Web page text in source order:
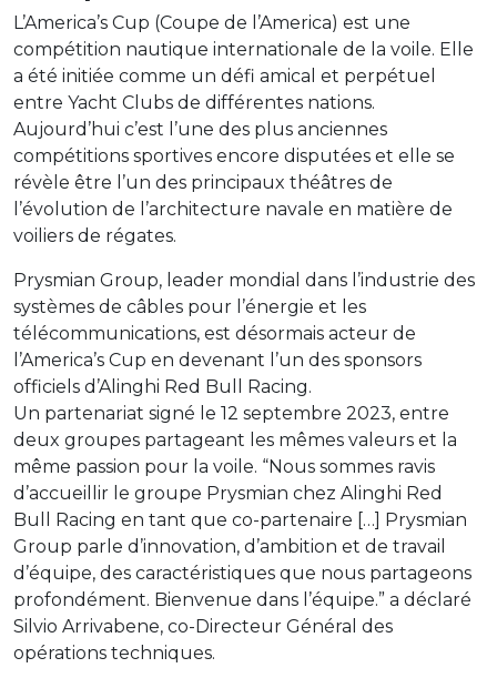
L’America’s Cup (Coupe de l’America) est une
compétition nautique internationale de la voile. Elle
a été initiée comme un défi amical et perpétuel
entre Yacht Clubs de différentes nations.
Aujourd’hui c’est l’une des plus anciennes
compétitions sportives encore disputées et elle se
révèle être l’un des principaux théâtres de
l’évolution de l’architecture navale en matière de
voiliers de régates.
Prysmian Group, leader mondial dans l’industrie des
systèmes de câbles pour l’énergie et les
télécommunications, est désormais acteur de
l’America’s Cup en devenant l’un des sponsors
officiels d’Alinghi Red Bull Racing.
Un partenariat signé le 12 septembre 2023, entre
deux groupes partageant les mêmes valeurs et la
même passion pour la voile. “Nous sommes ravis
d’accueillir le groupe Prysmian chez Alinghi Red
Bull Racing en tant que co-partenaire […] Prysmian
Group parle d’innovation, d’ambition et de travail
d’équipe, des caractéristiques que nous partageons
profondément. Bienvenue dans l’équipe.” a déclaré
Silvio Arrivabene, co-Directeur Général des
opérations techniques.